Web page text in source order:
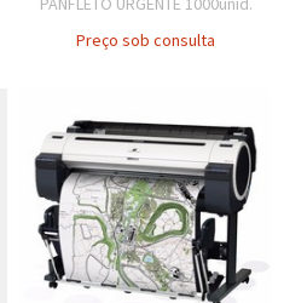
Preço sob consulta